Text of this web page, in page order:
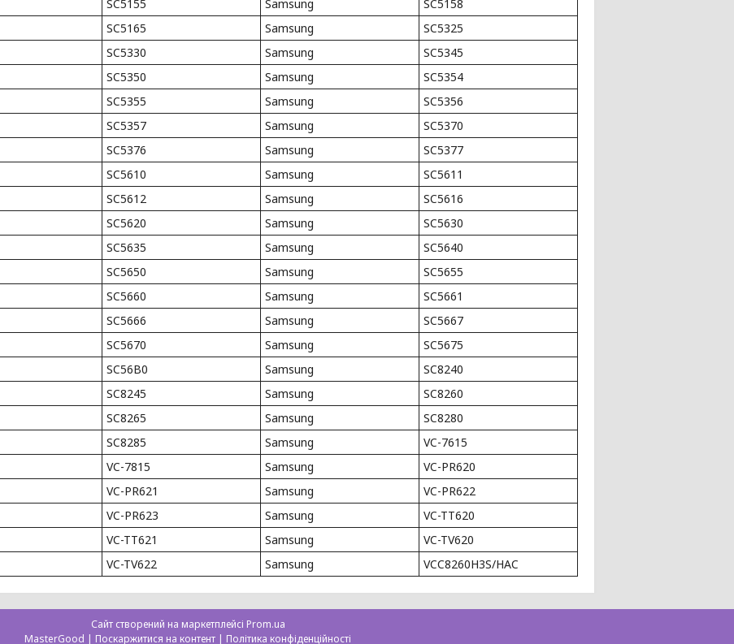
SC5155 Samsung
SC5158
SC5165 Samsung
SC5325
SC5330 Samsung
SC5345
SC5350 Samsung
SC5354
SC5355 Samsung
SC5356
SC5357 Samsung
SC5370
SC5376 Samsung
SC5377
SC5610 Samsung
SC5611
SC5612 Samsung
SC5616
SC5620 Samsung
SC5630
SC5635 Samsung
SC5640
SC5650 Samsung
SC5655
SC5660 Samsung
SC5661
SC5666 Samsung
SC5667
SC5670 Samsung
SC5675
SC56B0 Samsung
SC8240
SC8245 Samsung
SC8260
SC8265 Samsung
SC8280
SC8285 Samsung
VC-7615
VC-7815 Samsung
VC-PR620
VC-PR621 Samsung
VC-PR622
VC-PR623 Samsung
VC-TT620
VC-TT621 Samsung
VC-TV620
VC-TV622 Samsung VCC8260H3S/HAC
Сайт створений на маркетплейсі Prom.ua
MasterGood | Поскаржитися на контент | Політика конфіденційності